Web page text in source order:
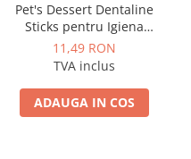
Pet's Dessert Dentaline
Sticks pentru Igiena
Dentara cu Rata
11,49 RON
TVA inclus
ADAUGA IN COS